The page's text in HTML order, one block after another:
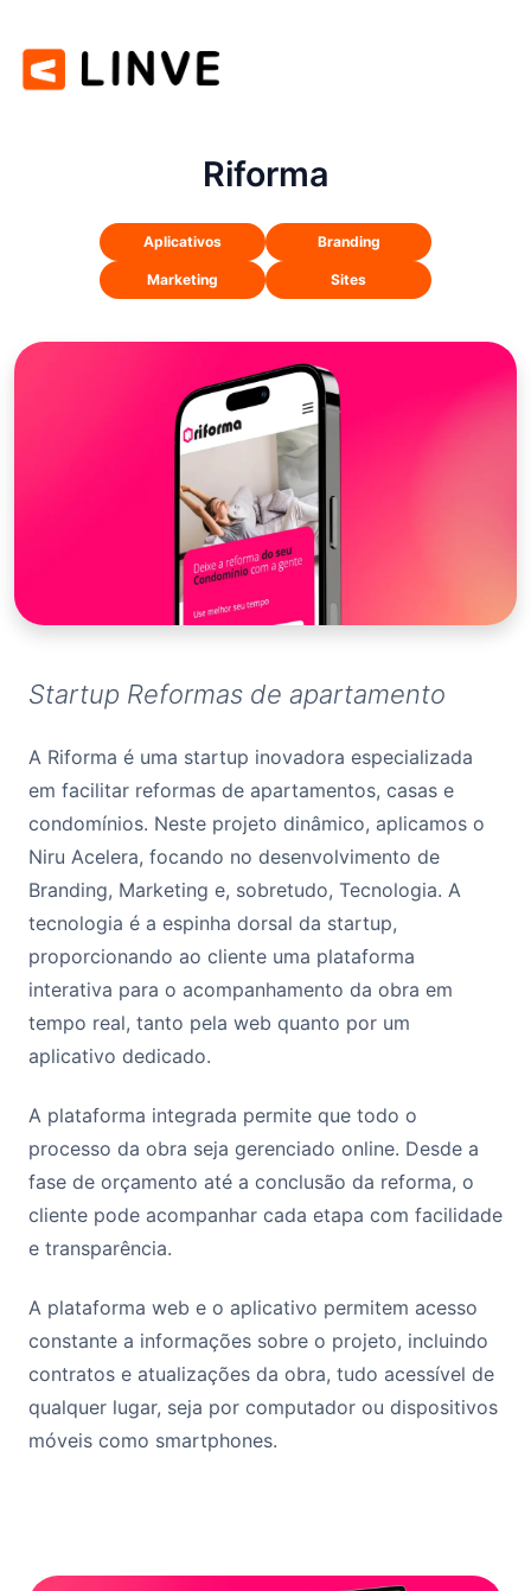
Riforma
Aplicativos Branding
Marketing Sites
Startup Reformas de apartamento
A Riforma é uma startup inovadora especializada
em facilitar reformas de apartamentos, casas e
condomínios. Neste projeto dinâmico, aplicamos o
Niru Acelera, focando no desenvolvimento de
Branding, Marketing e, sobretudo, Tecnologia. A
tecnologia é a espinha dorsal da startup,
proporcionando ao cliente uma plataforma
interativa para o acompanhamento da obra em
tempo real, tanto pela web quanto por um
aplicativo dedicado.
A plataforma integrada permite que todo o
processo da obra seja gerenciado online. Desde a
fase de orçamento até a conclusão da reforma, o
cliente pode acompanhar cada etapa com facilidade
e transparência.
A plataforma web e o aplicativo permitem acesso
constante a informações sobre o projeto, incluindo
contratos e atualizações da obra, tudo acessível de
qualquer lugar, seja por computador ou dispositivos
móveis como smartphones.